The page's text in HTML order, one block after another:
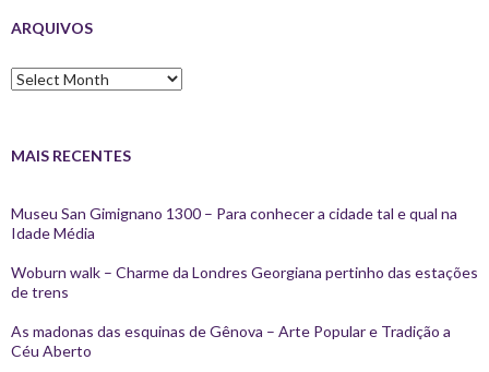
ARQUIVOS
Arquivos
MAIS RECENTES
Museu San Gimignano 1300 – Para conhecer a cidade tal e qual na
Idade Média
Woburn walk – Charme da Londres Georgiana pertinho das estações
de trens
As madonas das esquinas de Gênova – Arte Popular e Tradição a
Céu Aberto